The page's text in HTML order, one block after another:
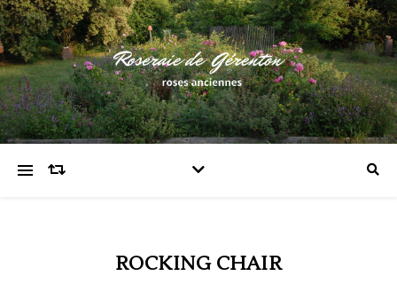
ROCKING CHAIR